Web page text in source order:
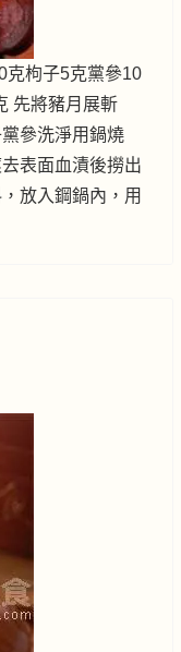
克枸子5克黨參10
先將豬月展斬
參洗淨用鍋燒
表面血漬後撈出
放入鋼鍋內，用